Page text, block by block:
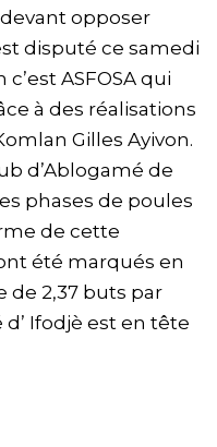
opposer
disputé ce samedi
ASFOSA qui
à des réalisations
Gilles Ayivon.
d’Ablogamé de
phases de poules
de cette
été marqués en
de 2,37 buts par
Ifodjè est en tête